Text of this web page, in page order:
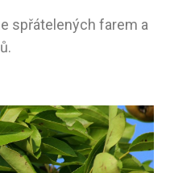
spřátelených farem a